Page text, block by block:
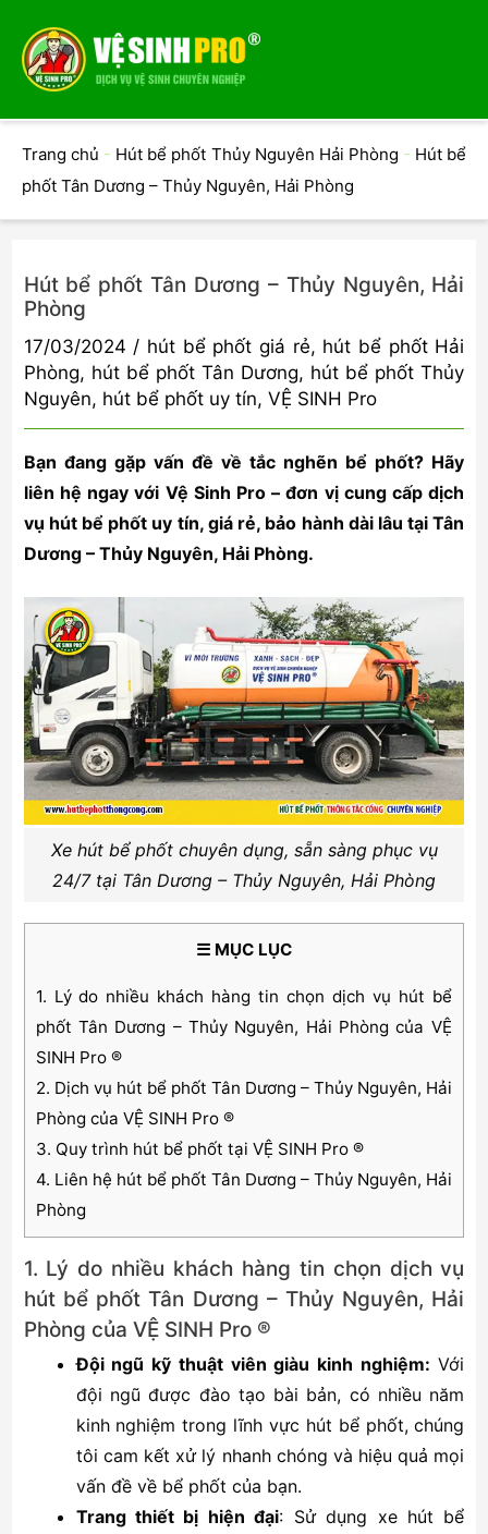
Trang chủ - Hút bể phốt Thủy Nguyên Hải Phòng - Hút bể
phốt Tân Dương – Thủy Nguyên, Hải Phòng
Hút bể phốt Tân Dương – Thủy Nguyên, Hải
Phòng
17/03/2024 / hút bể phốt giá rẻ, hút bể phốt Hải
Phòng, hút bể phốt Tân Dương, hút bể phốt Thủy
Nguyên, hút bể phốt uy tín, VỆ SINH Pro
Bạn đang gặp vấn đề về tắc nghẽn bể phốt? Hãy
liên hệ ngay với Vệ Sinh Pro – đơn vị cung cấp dịch
vụ hút bể phốt uy tín, giá rẻ, bảo hành dài lâu tại Tân
Dương – Thủy Nguyên, Hải Phòng.
Xe hút bể phốt chuyên dụng, sẵn sàng phục vụ
24/7 tại Tân Dương – Thủy Nguyên, Hải Phòng
☰ MỤC LỤC
1. Lý do nhiều khách hàng tin chọn dịch vụ hút bể
phốt Tân Dương – Thủy Nguyên, Hải Phòng của VỆ
SINH Pro ®
2. Dịch vụ hút bể phốt Tân Dương – Thủy Nguyên, Hải
Phòng của VỆ SINH Pro ®
3. Quy trình hút bể phốt tại VỆ SINH Pro ®
4. Liên hệ hút bể phốt Tân Dương – Thủy Nguyên, Hải
Phòng
1. Lý do nhiều khách hàng tin chọn dịch vụ
hút bể phốt Tân Dương – Thủy Nguyên, Hải
Phòng của VỆ SINH Pro ®
Đội ngũ kỹ thuật viên giàu kinh nghiệm: Với
đội ngũ được đào tạo bài bản, có nhiều năm
kinh nghiệm trong lĩnh vực hút bể phốt, chúng
tôi cam kết xử lý nhanh chóng và hiệu quả mọi
vấn đề về bể phốt của bạn.
Trang thiết bị hiện đại: Sử dụng xe hút bể